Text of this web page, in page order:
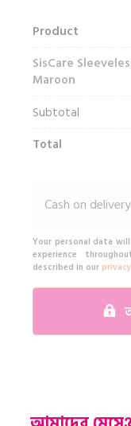
Product
SisCare
Maroon
Subtotal
Total
Cash on delivery
Your personal data
experience
described in our